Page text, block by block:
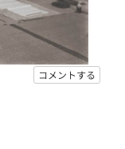
コメントする